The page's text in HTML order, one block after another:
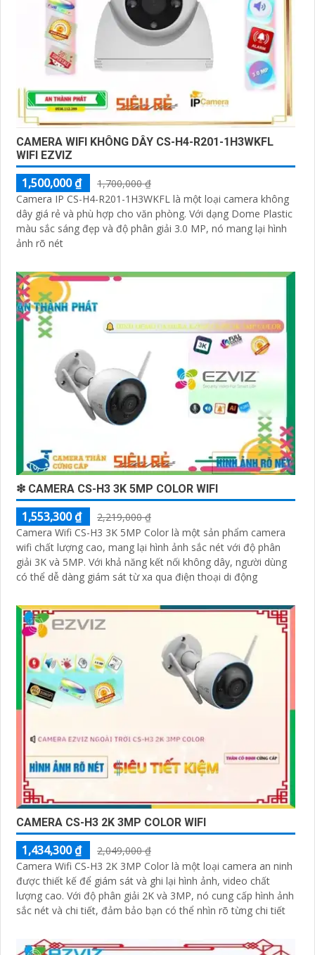
CAMERA WIFI KHÔNG DÂY CS-H4-R201-1H3WKFL
WIFI EZVIZ
1,500,000 ₫
1,700,000 ₫
Camera IP CS-H4-R201-1H3WKFL là một loại camera không
dây giá rẻ và phù hợp cho văn phòng. Với dạng Dome Plastic
màu sắc sáng đẹp và độ phân giải 3.0 MP, nó mang lại hình
ảnh rõ nét
❇ CAMERA CS-H3 3K 5MP COLOR WIFI
1,553,300 ₫
2,219,000 ₫
Camera Wifi CS-H3 3K 5MP Color là một sản phẩm camera
wifi chất lượng cao, mang lại hình ảnh sắc nét với độ phân
giải 3K và 5MP. Với khả năng kết nối không dây, người dùng
có thể dễ dàng giám sát từ xa qua điện thoại di động
CAMERA CS-H3 2K 3MP COLOR WIFI
1,434,300 ₫
2,049,000 ₫
Camera Wifi CS-H3 2K 3MP Color là một loại camera an ninh
được thiết kế để giám sát và ghi lại hình ảnh, video chất
lượng cao. Với độ phân giải 2K và 3MP, nó cung cấp hình ảnh
sắc nét và chi tiết, đảm bảo bạn có thể nhìn rõ từng chi tiết